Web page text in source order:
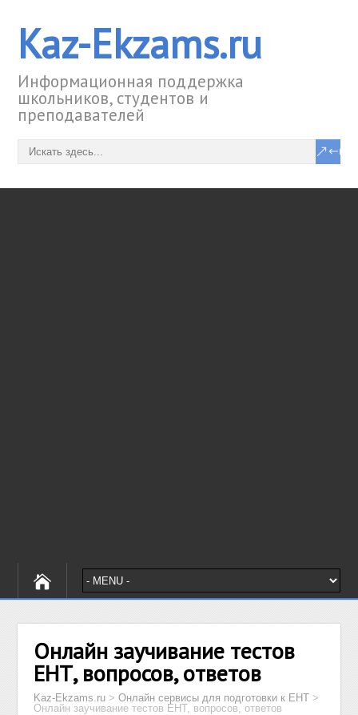
Kaz-Ekzams.ru
Информационная поддержка
школьников, студентов и
преподавателей
Онлайн заучивание тестов
ЕНТ, вопросов, ответов
Kaz-Ekzams.ru >Онлайн сервисы для подготовки к ЕНТ >
Онлайн заучивание тестов ЕНТ, вопросов, ответов